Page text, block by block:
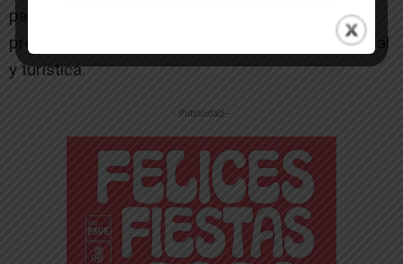
para vivir esta experiencia en un entorno
preparado, seguro y con una amplia oferta cultural
y turística.
-- Publicidad --